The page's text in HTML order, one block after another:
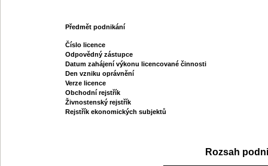
Předmět podnikání
Číslo licence
Odpovědný zástupce
Datum zahájení výkonu licencované činnosti
Den vzniku oprávnění
Verze licence
Obchodní rejstřík
Živnostenský rejstřík
Rejstřík ekonomických subjektů
Rozsah